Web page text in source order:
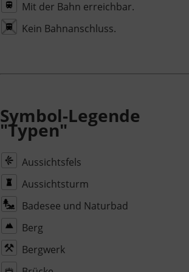
Mit der Bahn erreichbar.
Kein Bahnanschluss.
Symbol-Legende
"Typen"
Aussichtsfels
Aussichtsturm
Badesee und Naturbad
Berg
Bergwerk